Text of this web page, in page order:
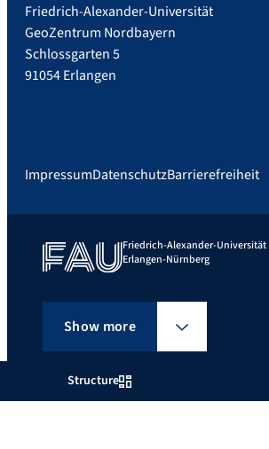
Structure
Friedrich-Alexander-Universität
GeoZentrum Nordbayern
Schlossgarten 5
91054 Erlangen
ImpressumDatenschutzBarrierefreiheit
Friedrich-Alexander-Universität
Erlangen-Nürnberg
Show more